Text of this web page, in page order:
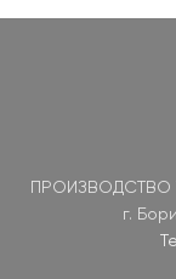
ПРОИЗВОДСТВО
г.